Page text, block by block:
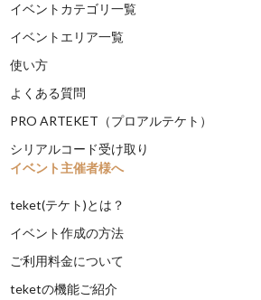
イベントカテゴリ一覧
イベントエリア一覧
使い方
よくある質問
PRO ARTEKET（プロアルテケト）
シリアルコード受け取り
イベント主催者様へ
teket(テケト)とは？
イベント作成の方法
ご利用料金について
teketの機能ご紹介